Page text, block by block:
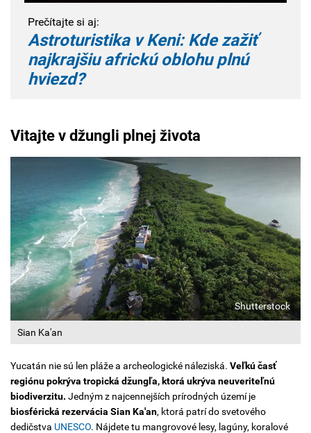
Prečítajte si aj:
Astroturistika v Keni: Kde zažiť
najkrajšiu africkú oblohu plnú
hviezd?
Vitajte v džungli plnej života
Sian Ka'an
Shutterstock
Yucatán nie sú len pláže a archeologické náleziská. Veľkú časť
regiónu pokrýva tropická džungľa, ktorá ukrýva neuveriteľnú
biodiverzitu. Jedným z najcennejších prírodných území je
biosférická rezervácia Sian Ka'an, ktorá patrí do svetového
dedičstva UNESCO. Nájdete tu mangrovové lesy, lagúny, koralové